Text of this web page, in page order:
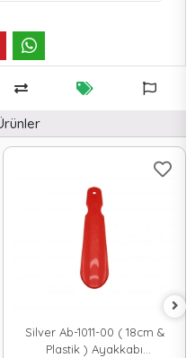
Silver Ab-1011-00 ( 18cm &
Plastik ) Ayakkabı